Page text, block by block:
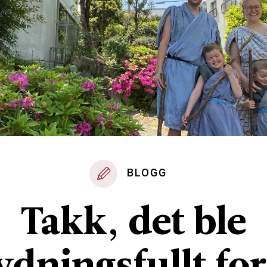
BLOGG
Takk, det ble